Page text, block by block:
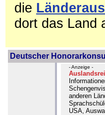
die
dort das Land
Deutscher
- Anzeige -
anderen
USA,